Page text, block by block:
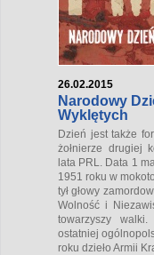
26.02.2015
Narodowy
Wyklętych
Dzień jest także
żołnierze drugiej
lata PRL. Data 1
1951 roku w
tył głowy
Wolność i
towarzyszy
ostatniej
roku dzieło Armii